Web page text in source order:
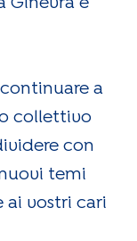
Ginevra è
a
collettivo
con
temi
ai vostri cari